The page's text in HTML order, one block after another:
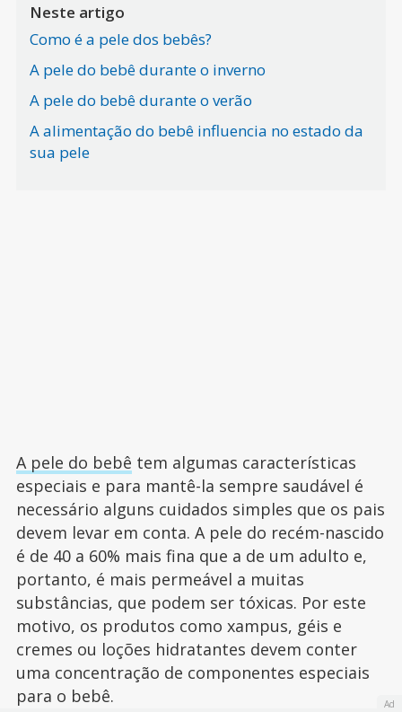
Neste artigo
Como é a pele dos bebês?
A pele do bebê durante o inverno
A pele do bebê durante o verão
A alimentação do bebê influencia no estado da
sua pele
A pele do bebê tem algumas características
especiais e para mantê-la sempre saudável é
necessário alguns cuidados simples que os pais
devem levar em conta. A pele do recém-nascido
é de 40 a 60% mais fina que a de um adulto e,
portanto, é mais permeável a muitas
substâncias, que podem ser tóxicas. Por este
motivo, os produtos como xampus, géis e
cremes ou loções hidratantes devem conter
uma concentração de componentes especiais
para o bebê.
Ad